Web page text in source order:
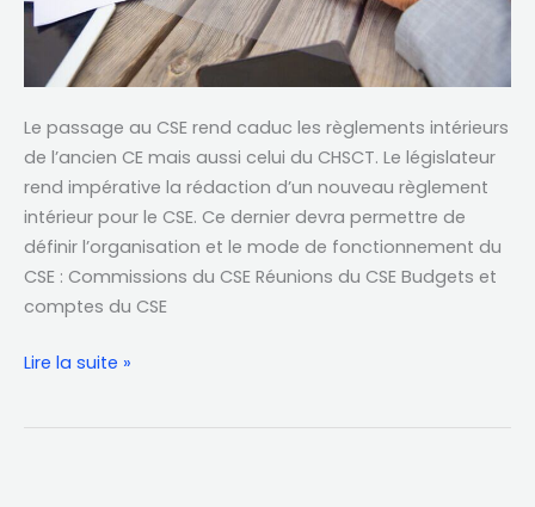
Le passage au CSE rend caduc les règlements intérieurs
de l’ancien CE mais aussi celui du CHSCT. Le législateur
rend impérative la rédaction d’un nouveau règlement
intérieur pour le CSE. Ce dernier devra permettre de
définir l’organisation et le mode de fonctionnement du
CSE : Commissions du CSE Réunions du CSE Budgets et
comptes du CSE
Lire la suite »